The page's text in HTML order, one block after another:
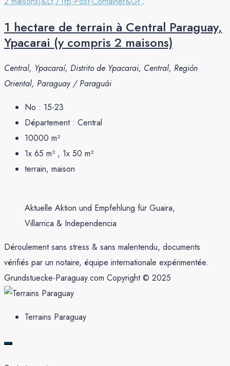
1 hectare de terrain à Central Paraguay,
Ypacarai (y compris 2 maisons)
Central, Ypacaraí, Distrito de Ypacarai, Central, Región
Oriental, Paraguay / Paraguái
No : 15-23
Département : Central
10000 m²
1x 65 m² , 1x 50 m²
terrain, maison
Aktuelle Aktion und Empfehlung für Guaira,
Villarrica & Independencia
Déroulement sans stress & sans malentendu, documents
vérifiés par un notaire, équipe internationale expérimentée.
Grundstuecke-Paraguay.com Copyright © 2025
Terrains Paraguay